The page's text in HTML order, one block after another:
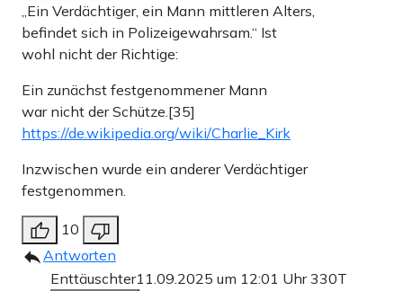
„Ein Verdächtiger, ein Mann mittleren Alters,
befindet sich in Polizeigewahrsam.“ Ist
wohl nicht der Richtige:
Ein zunächst festgenommener Mann
war nicht der Schütze.[35]
https://de.wikipedia.org/wiki/Charlie_Kirk
Inzwischen wurde ein anderer Verdächtiger
festgenommen.
10
Antworten
Enttäuschter11.09.2025 um 12:01 Uhr330T